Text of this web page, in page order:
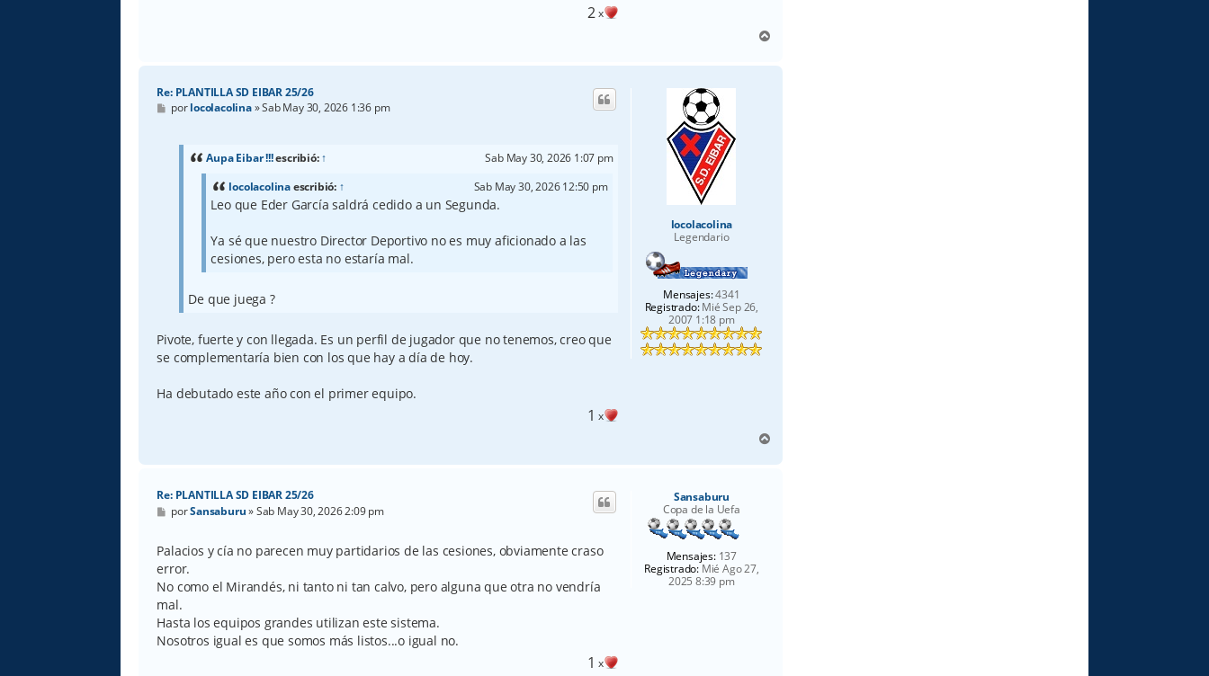
2x
r
locolacolina
Legendario
Mensajes:4341
Registrado:Mié Sep 26,
2007 1:18 pm
Re: PLANTILLA SD EIBAR 25/26
M
e
porlocolacolina»Sab May 30, 2026 1:36 pm
Aupa Eibar !!!escribió:↑
Sab May 30, 2026 1:07 pm
locolacolinaescribió: ↑ Sab May 30, 2026 12:50 pm
Leo que Eder García saldrá cedido a un Segunda.
Ya sé que nuestro Director Deportivo no es muy aficionado a las
cesiones, pero esta no estaría mal.
De que juega ?
Pivote, fuerte y con llegada. Es un perfil de jugador que no tenemos, creo que
se complementaría bien con los que hay a día de hoy.
Ha debutado este año con el primer equipo.
1 x
r
Sansaburu
Copa de la Uefa
Mensajes:137
Registrado:Mié Ago 27,
2025 8:39 pm
Re: PLANTILLA SD EIBAR 25/26
M
e
s
a
j
e
porSansaburu»Sab May 30, 2026 2:09 pm
Palacios y cía no parecen muy partidarios de las cesiones, obviamente craso
error.
No como el Mirandés, ni tanto ni tan calvo, pero alguna que otra no vendría
mal.
Hasta los equipos grandes utilizan este sistema.
Nosotros igual es que somos más listos...o igual no.
1 x